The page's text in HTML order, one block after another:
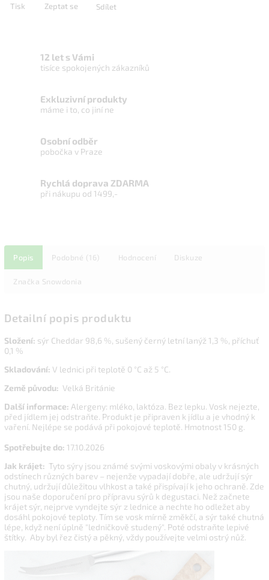
Tisk Zeptat se Sdílet
12 let s Vámi
tisíce spokojených zákazníků
Exkluzivní produkty
máme i to, co jiní ne
Osobní odběr
pobočka v Praze
Rychlá doprava ZDARMA
při nákupu od 1499,-
Popis Podobné (16) Hodnocení Diskuze
Značka Snowdonia
Detailní popis produktu
Složení: sýr Cheddar 98,6 %, sušený černý letní lanýž 1,3 %, příchuť
0,1 %
Skladování: V lednici při teplotě 0 °C až 5 °C.
Země původu: Velká Británie
Další informace: Alergeny: mléko, laktóza. Bez lepku. Vosk nejezte,
před jídlem jej odstraňte. Produkt je připraven k jídlu a je vhodný k
vaření. Nejlépe se podává při pokojové teplotě. Hmotnost 150 g.
Spotřebujte do: 17.10.2026
Jak krájet: Tyto sýry jsou známé svými voskovými obaly v krásných
odstínech různých barev – nejenže vypadají dobře, ale udržují sýr
chutný, udržují důležitou vlhkost a také přispívají k jeho ochraně. Zde
jsou naše doporučení pro přípravu sýrů k degustaci. Než začnete
krájet sýr, nejprve vyndejte sýr z lednice a nechte ho odležet aby
dosáhl pokojové teploty. Tím se vosk mírně změkčí, a sýr také chutná
lépe, když není úplně "ledničkově studený". Poté odstraňte lepivé
štítky. Aby byl řez čistý a pěkný, vždy používejte velmi ostrý nůž.